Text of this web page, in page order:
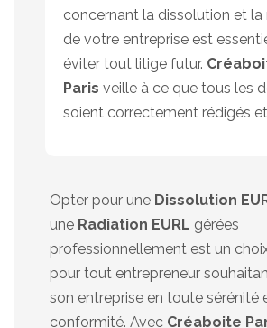
concernant la dissolution et la
de votre entreprise est
éviter tout litige futur.
Paris veille à ce que tous les
soient correctement rédigés
Opter pour une Dissolution
une Radiation EURL gérées
professionnellement est un
pour tout entrepreneur
son entreprise en toute sérénité
conformité. Avec Créaboite